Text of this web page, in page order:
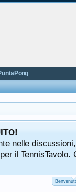
nelle
il